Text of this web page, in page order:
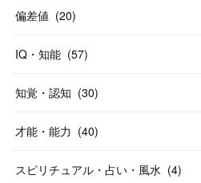
偏差値 (20)
IQ・知能 (57)
知覚・認知 (30)
才能・能力 (40)
スピリチュアル・占い・風水 (4)